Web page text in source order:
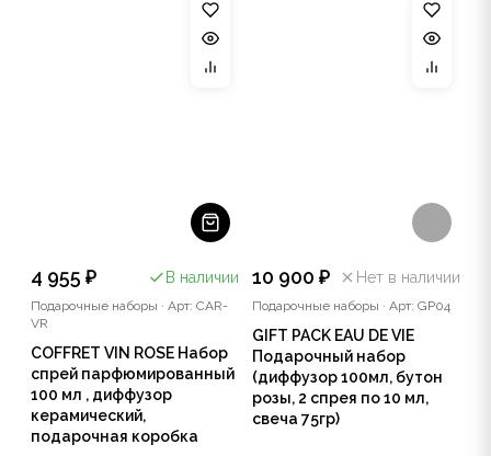
4 955 ₽ В наличии
Подарочные наборы · Арт: CAR-
VR
COFFRET VIN ROSE Набор
спрей парфюмированный
100 мл , диффузор
керамический,
подарочная коробка
10 900 ₽ Нет в наличии
Подарочные наборы · Арт: GP04
GIFT PACK EAU DE VIE
Подарочный набор
(диффузор 100мл, бутон
розы, 2 спрея по 10 мл,
свеча 75гр)